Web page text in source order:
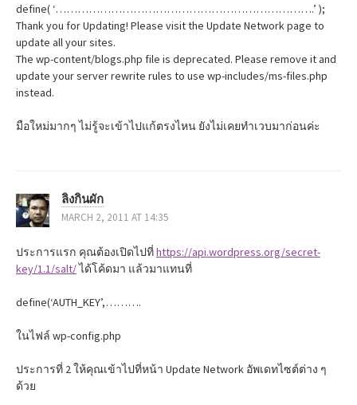
define( ‘…………………………………………………………….’ );
Thank you for Updating! Please visit the Update Network page to
update all your sites.
The wp-content/blogs.php file is deprecated. Please remove it and
update your server rewrite rules to use wp-includes/ms-files.php
instead.
มือใหม่มากๆ ไม่รู้จะเข้าไปแก้ตรงไหน ยังไม่เคยทำเวบมาก่อนค่ะ
ลิงกินผัก
MARCH 2, 2011 AT 14:35
ประการแรก คุณต้องเปิดไปที่https://api.wordpress.org/secret-
key/1.1/salt/ได้โค้ดมา แล้วมาแทนที่
define(‘AUTH_KEY’,……….
ในไฟล์ wp-config.php
ประการที่ 2 ให้คุณเข้าไปที่หน้า Update Network อัพเดทไซต์ต่าง ๆ
ด้วย